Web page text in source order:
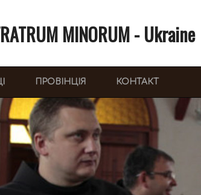
MINORUM - Ukraine
ПРОВІНЦІЯ КОНТАКТ